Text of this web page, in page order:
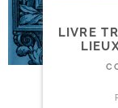
LIVRE